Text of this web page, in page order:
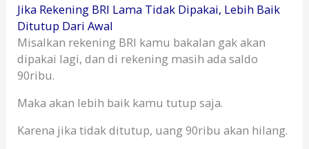
Jika Rekening BRI Lama Tidak Dipakai, Lebih Baik
Ditutup Dari Awal
Misalkan rekening BRI kamu bakalan gak akan
dipakai lagi, dan di rekening masih ada saldo
90ribu.
Maka akan lebih baik kamu tutup saja.
Karena jika tidak ditutup, uang 90ribu akan hilang.